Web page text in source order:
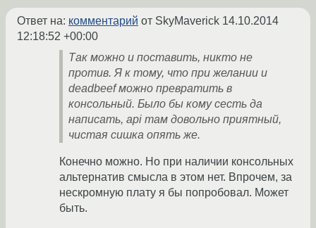
Ответ на: комментарий от SkyMaverick 14.10.2014
12:18:52 +00:00
Так можно и поставить, никто не
против. Я к тому, что при желании и
deadbeef можно превратить в
консольный. Было бы кому сесть да
написать, api там довольно приятный,
чистая сишка опять же.
Конечно можно. Но при наличии консольных
альтернатив смысла в этом нет. Впрочем, за
нескромную плату я бы попробовал. Может
быть.